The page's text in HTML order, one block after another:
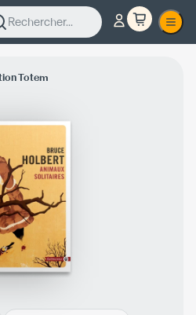
Rechercher...
Totem